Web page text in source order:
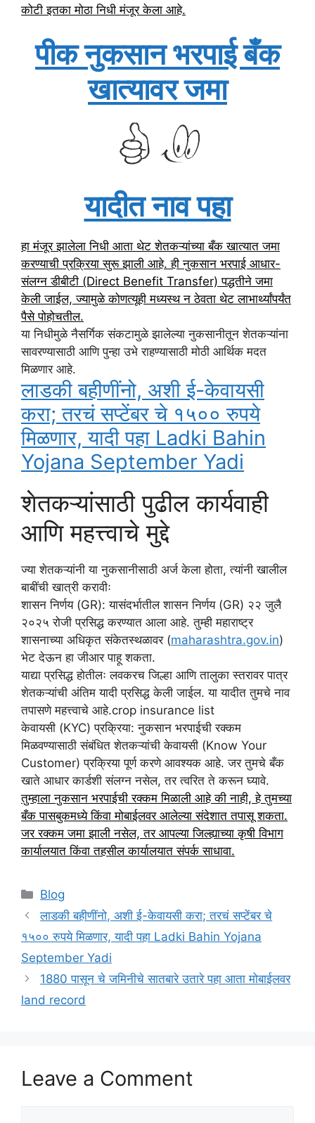
कोटी इतका मोठा निधी मंजूर केला आहे.
पीक नुकसान भरपाई बँक
खात्यावर जमा
यादीत नाव पहा
हा मंजूर झालेला निधी आता थेट शेतकऱ्यांच्या बँक खात्यात जमा
करण्याची प्रक्रिया सुरू झाली आहे. ही नुकसान भरपाई आधार-
संलग्न डीबीटी (Direct Benefit Transfer) पद्धतीने जमा
केली जाईल, ज्यामुळे कोणत्यूही मध्यस्थ न ठेवता थेट लाभार्थ्यांपर्यंत
पैसे पोहोचतील.
या निधीमुळे नैसर्गिक संकटामुळे झालेल्या नुकसानीतून शेतकऱ्यांना
सावरण्यासाठी आणि पुन्हा उभे राहण्यासाठी मोठी आर्थिक मदत
मिळणार आहे.
लाडकी बहीणींनो, अशी ई-केवायसी
करा; तरचं सप्टेंबर चे १५०० रुपये
मिळणार, यादी पहा Ladki Bahin
Yojana September Yadi
शेतकऱ्यांसाठी पुढील कार्यवाही
आणि महत्त्वाचे मुद्दे
ज्या शेतकऱ्यांनी या नुकसानीसाठी अर्ज केला होता, त्यांनी खालील
बाबींची खात्री करावीः
शासन निर्णय (GR): यासंदर्भातील शासन निर्णय (GR) २२ जुलै
२०२५ रोजी प्रसिद्ध करण्यात आला आहे. तुम्ही महाराष्ट्र
शासनाच्या अधिकृत संकेतस्थळावर (maharashtra.gov.in)
भेट देऊन हा जीआर पाहू शकता.
याद्या प्रसिद्ध होतीलः लवकरच जिल्हा आणि तालुका स्तरावर पात्र
शेतकऱ्यांची अंतिम यादी प्रसिद्ध केली जाईल. या यादीत तुमचे नाव
तपासणे महत्त्वाचे आहे.crop insurance list
केवायसी (KYC) प्रक्रिया: नुकसान भरपाईची रक्कम
मिळवण्यासाठी संबंधित शेतकऱ्यांची केवायसी (Know Your
Customer) प्रक्रिया पूर्ण करणे आवश्यक आहे. जर तुमचे बँक
खाते आधार कार्डशी संलग्न नसेल, तर त्वरित ते करून घ्यावे.
तुम्हाला नुकसान भरपाईची रक्कम मिळाली आहे की नाही, हे तुमच्या
बँक पासबुकमध्ये किंवा मोबाईलवर आलेल्या संदेशात तपासू शकता.
जर रक्कम जमा झाली नसेल, तर आपल्या जिल्ह्याच्या कृषी विभाग
कार्यालयात किंवा तहसील कार्यालयात संपर्क साधावा.
Categories
Blog
लाडकी बहीणींनो, अशी ई-केवायसी करा; तरचं सप्टेंबर चे
१५०० रुपये मिळणार, यादी पहा Ladki Bahin Yojana
September Yadi
1880 पासून चे जमिनीचे सातबारे उतारे पहा आता मोबाईलवर
land record
Leave a Comment